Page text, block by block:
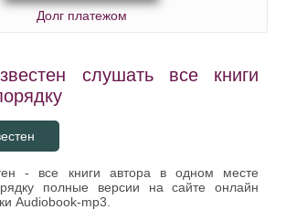
Долг платежом
слушать все книги
- все книги автора в одном месте
полные версии на сайте онлайн
Audiobook-mp3.